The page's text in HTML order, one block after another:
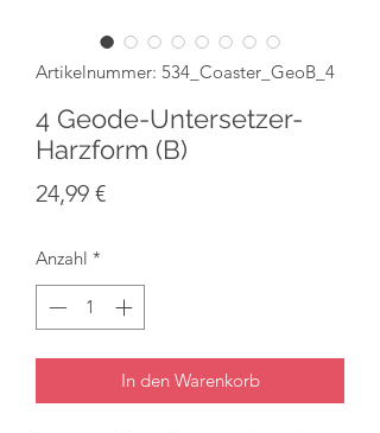
Artikelnummer: 534_Coaster_GeoB_4
4 Geode-Untersetzer-
Harzform (B)
24,99 €Preis
Anzahl *
In den Warenkorb